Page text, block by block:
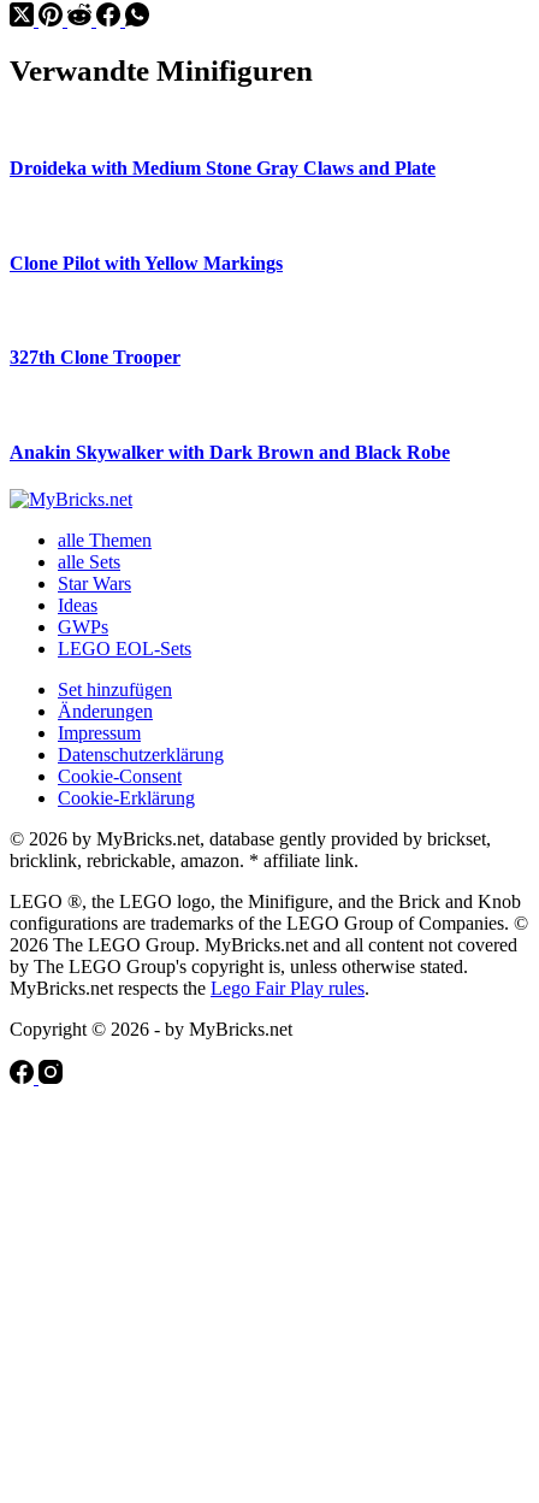
Verwandte Minifiguren
Droideka with Medium Stone Gray Claws and Plate
Clone Pilot with Yellow Markings
327th Clone Trooper
Anakin Skywalker with Dark Brown and Black Robe
alle Themen
alle Sets
Star Wars
Ideas
GWPs
LEGO EOL-Sets
Set hinzufügen
Änderungen
Impressum
Datenschutzerklärung
Cookie-Consent
Cookie-Erklärung
© 2026 by MyBricks.net, database gently provided by brickset,
bricklink, rebrickable, amazon. * affiliate link.
LEGO ®, the LEGO logo, the Minifigure, and the Brick and Knob
configurations are trademarks of the LEGO Group of Companies. ©
2026 The LEGO Group. MyBricks.net and all content not covered
by The LEGO Group's copyright is, unless otherwise stated.
MyBricks.net respects the Lego Fair Play rules.
Copyright © 2026 - by MyBricks.net